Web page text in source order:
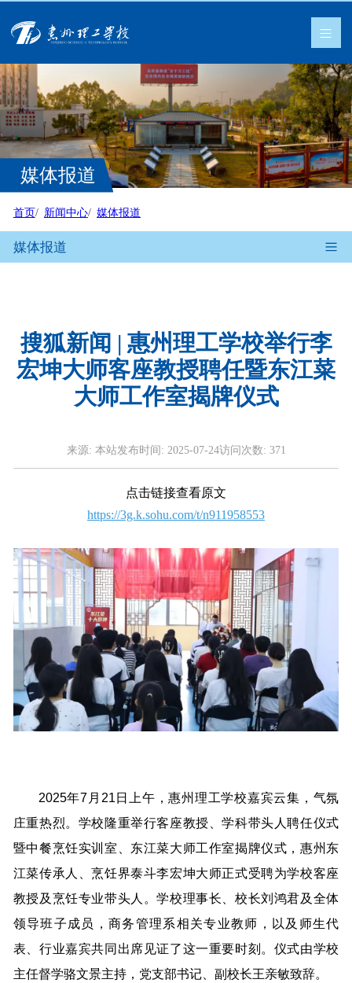
媒体报道
首页 新闻中心 媒体报道
媒体报道
搜狐新闻 | 惠州理工学校举行李
宏坤大师客座教授聘任暨东江菜
大师工作室揭牌仪式
来源: 本站发布时间: 2025-07-24访问次数: 371
点击链接查看原文
https://3g.k.sohu.com/t/n911958553
2025年7月21日上午，惠州理工学校嘉宾云集，气氛
庄重热烈。学校隆重举行客座教授、学科带头人聘任仪式
暨中餐烹饪实训室、东江菜大师工作室揭牌仪式，惠州东
江菜传承人、烹饪界泰斗李宏坤大师正式受聘为学校客座
教授及烹饪专业带头人。学校理事长、校长刘鸿君及全体
领导班子成员，商务管理系相关专业教师，以及师生代
表、行业嘉宾共同出席见证了这一重要时刻。仪式由学校
主任督学骆文景主持，党支部书记、副校长王亲敏致辞。